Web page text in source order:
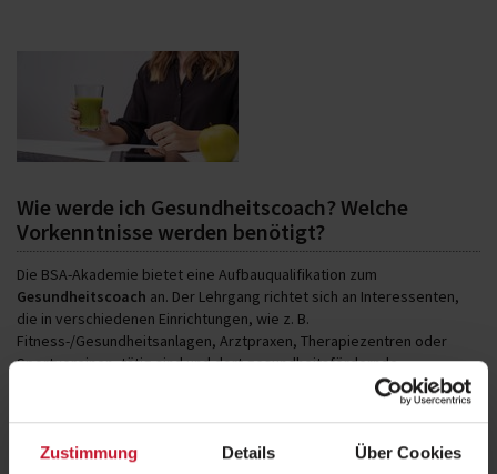
Zustimmung Details Über Cookies
Wie werde ich Gesundheitscoach? Welche
Vorkenntnisse werden benötigt?
Die BSA-Akademie bietet eine Aufbauqualifikation zum
Gesundheitscoach an. Der Lehrgang richtet sich an Interessenten,
die in verschiedenen Einrichtungen, wie z. B.
Fitness-/Gesundheitsanlagen, Arztpraxen, Therapiezentren oder
Sportvereinen, tätig sind und dort gesundheitsfördernde
Für die Teilnahme werden theoretische und praktische Vorkenntnisse
in einem oder mehreren der Handlungsfelder Bewegung, Ernährung
und Stressbewältigung/Entspannung vorausgesetzt.